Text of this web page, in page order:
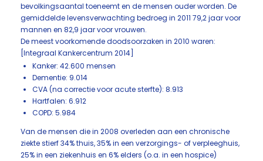
bevolkingsaantal toeneemt en de mensen ouder worden. De
gemiddelde levensverwachting bedroeg in 2011 79,2 jaar voor
mannen en 82,9 jaar voor vrouwen.
De meest voorkomende doodsoorzaken in 2010 waren:
[Integraal Kankercentrum 2014]
Kanker: 42.600 mensen
Dementie: 9.014
CVA (na correctie voor acute sterfte): 8.913
Hartfalen: 6.912
COPD: 5.984
Van de mensen die in 2008 overleden aan een chronische
ziekte stierf 34% thuis, 35% in een verzorgings- of verpleeghuis,
25% in een ziekenhuis en 6% elders (o.a. in een hospice)